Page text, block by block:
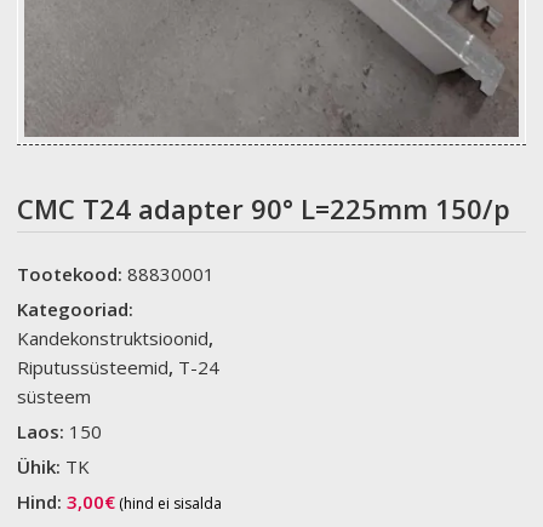
CMC T24 adapter 90° L=225mm 150/p
Tootekood:88830001
Kategooriad:
Kandekonstruktsioonid,
Riputussüsteemid, T-24
süsteem
Laos: 150
Ühik: TK
Hind:3,00€ (hind ei sisalda